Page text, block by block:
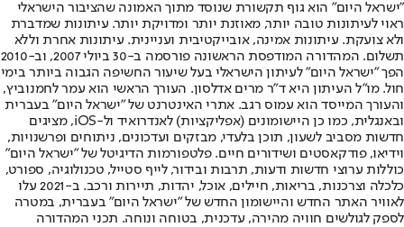
"ישראל היום" הוא גוף תקשורת שנוסד מתוך האמונה שהציבור הישראלי
ראוי לעיתונות טובה יותר, מאוזנת יותר ומדויקת יותר. עיתונות שמדברת
ולא צועקת. עיתונות אמינה, אובייקטיבית ועניינית. עיתונות אחרת וללא
תשלום. המהדורה המודפסת הראשונה פורסמה ב-30 ביולי 2007, וב-2010
הפך "ישראל היום" לעיתון הישראלי בעל שיעור החשיפה הגבוה ביותר בימי
חול. מו"ל העיתון היא ד"ר מרים אדלסון. העורך הראשי הוא עמר לחמנוביץ,
והעורך המייסד הוא עמוס רגב. אתרי האינטרנט של "ישראל היום" בעברית
ובאנגלית, כמו כן היישומונים (אפליקציות) לאנדרואיד ול-iOS, מציגים
חדשות מסביב לשעון, תוכן בלעדי, מבזקים ועדכונים, ניתוחים ופרשנויות,
וידיאו, פודקאסטים ושידורים חיים. פלטפורמות הדיגיטל של "ישראל היום"
כוללות ערוצי חדשות ודעות, תרבות ובידור, לייף סטייל, טכנולוגיה, ספורט,
כלכלה וצרכנות, בריאות, חיילים, אוכל, יהדות, תיירות ורכב. ב-2021 עלו
לאוויר האתר החדש והיישומון החדש של "ישראל היום" בעברית, במטרה
לספק לגולשים חוויה מהירה, עדכנית, בטוחה ונוחה. תכני המהדורה